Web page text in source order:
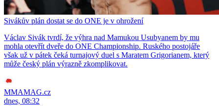
Sivákův plán dostat se do ONE je v ohrožení
Václav Sivák tvrdí, že výhra nad Mamukou Usubyanem by mu
mohla otevřít dveře do ONE Championship. Ruského postojáře
však už v pátek čeká turnajový duel s Maratem Grigorianem, který
může český plán výrazně zkomplikovat.
MMAMAG.cz
dnes, 08:32